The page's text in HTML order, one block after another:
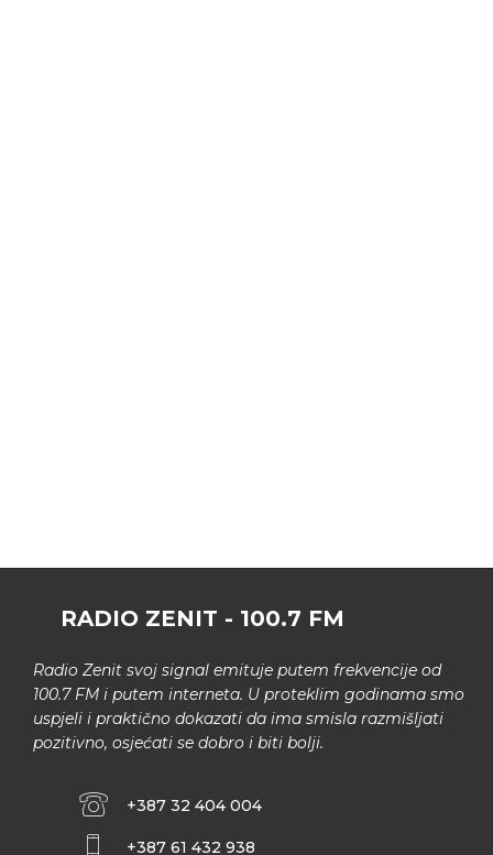
RADIO ZENIT - 100.7 FM
Radio Zenit svoj signal emituje putem frekvencije od
100.7 FM i putem interneta. U proteklim godinama smo
uspjeli i praktično dokazati da ima smisla razmišljati
pozitivno, osjećati se dobro i biti bolji.
+387 32 404 004
+387 61 432 938